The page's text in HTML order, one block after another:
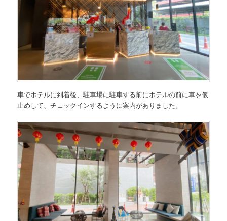
車でホテルに到着後、駐車場に駐車する前にホテルの前に車を仮
止めして、チェックインするように案内がありました。